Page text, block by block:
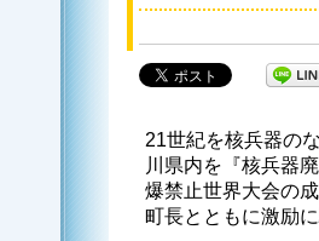
21世紀を核兵器の
川県内を『核兵器
爆禁止世界大会の
町長とともに激励